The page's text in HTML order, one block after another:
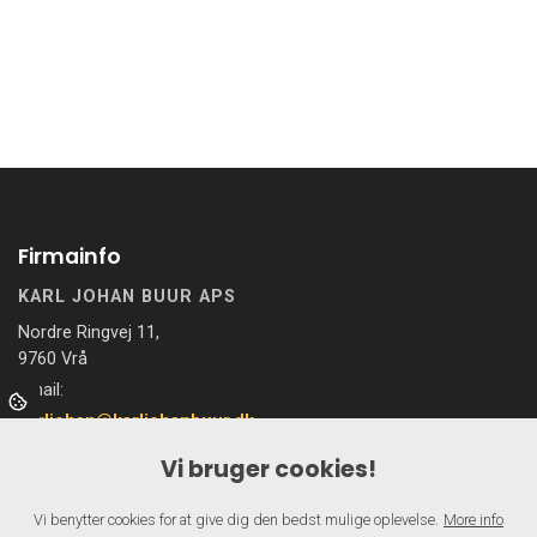
Firmainfo
KARL JOHAN BUUR APS
Nordre Ringvej 11,
9760 Vrå
Email:
karljohan@karljohanbuur.dk
Vi bruger cookies!
Vi benytter cookies for at give dig den bedst mulige oplevelse. More info